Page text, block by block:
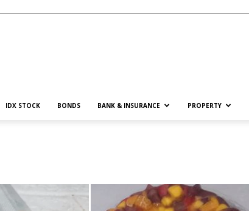
IDX STOCK BONDS BANK & INSURANCE PROPERTY